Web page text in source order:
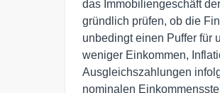
das Immobiliengeschäft
gründlich prüfen, ob die
unbedingt einen Puffer für
weniger Einkommen,
Ausgleichszahlungen
nominalen